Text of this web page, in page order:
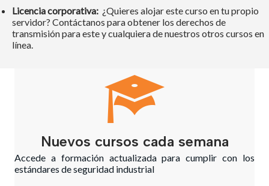
Licencia corporativa: ¿Quieres alojar este curso en tu propio
servidor? Contáctanos para obtener los derechos de
transmisión para este y cualquiera de nuestros otros cursos en
línea.
Nuevos cursos cada semana
Accede a formación actualizada para cumplir con los
estándares de seguridad industrial